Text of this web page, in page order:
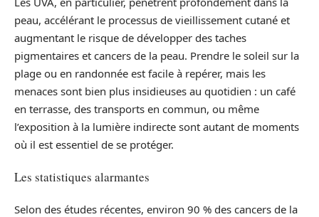
peau, accélérant le processus de vieillissement cutané et
augmentant le risque de développer des taches
pigmentaires et cancers de la peau. Prendre le soleil sur la
plage ou en randonnée est facile à repérer, mais les
menaces sont bien plus insidieuses au quotidien : un café
en terrasse, des transports en commun, ou même
l’exposition à la lumière indirecte sont autant de moments
où il est essentiel de se protéger.
Les statistiques alarmantes
Selon des études récentes, environ 90 % des cancers de la